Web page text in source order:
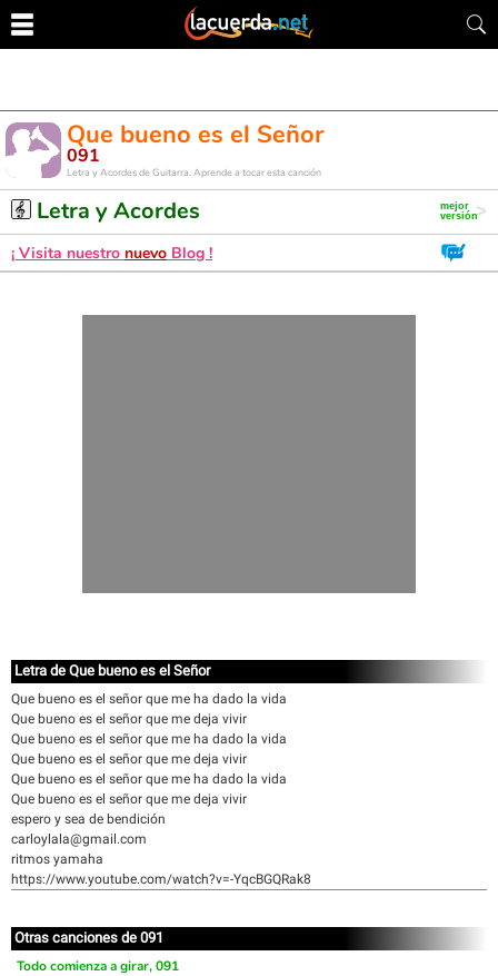
Que bueno es el Señor
091
Letra y Acordes de Guitarra. Aprende a tocar esta canción
Letra y Acordes
¡ Visita nuestro nuevo Blog !
Letra de Que bueno es el Señor
Que bueno es el señor que me ha dado la vida
Que bueno es el señor que me deja vivir
Que bueno es el señor que me ha dado la vida
Que bueno es el señor que me deja vivir
Que bueno es el señor que me ha dado la vida
Que bueno es el señor que me deja vivir
espero y sea de bendición
carloylala@gmail.com
ritmos yamaha
https://www.youtube.com/watch?v=-YqcBGQRak8
Otras canciones de 091
Todo comienza a girar, 091